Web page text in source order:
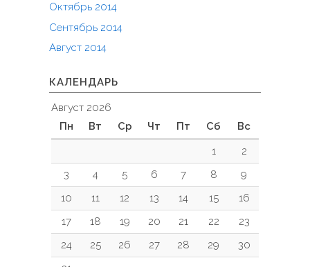
Октябрь 2014
Сентябрь 2014
Август 2014
КАЛЕНДАРЬ
Август 2026
Пн
Вт Ср Чт Пт Сб Вс
1
2
3
4 5 6 7 8
9
10
11 12 13 14 15
16
17
18 19 20 21 22
23
24
25 26 27 28 29
30